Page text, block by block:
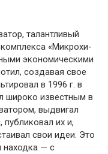
талантливый
комплекса «Микрохи­
экономическими
создавая свое
в 1996 г. в
широко известным в
выдвигал
их и,
свои идеи. Это
находка — с